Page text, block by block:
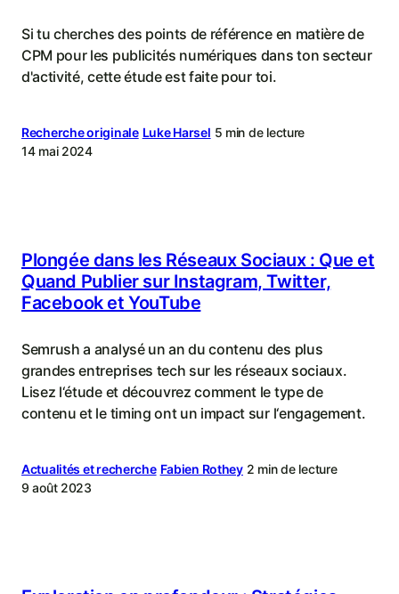
Si tu cherches des points de référence en matière de
CPM pour les publicités numériques dans ton secteur
d'activité, cette étude est faite pour toi.
Recherche originale Luke Harsel 5 min de lecture
14 mai 2024
Plongée dans les Réseaux Sociaux : Que et
Quand Publier sur Instagram, Twitter,
Facebook et YouTube
Semrush a analysé un an du contenu des plus
grandes entreprises tech sur les réseaux sociaux.
Lisez l‘étude et découvrez comment le type de
contenu et le timing ont un impact sur l‘engagement.
Actualités et recherche Fabien Rothey 2 min de lecture
9 août 2023